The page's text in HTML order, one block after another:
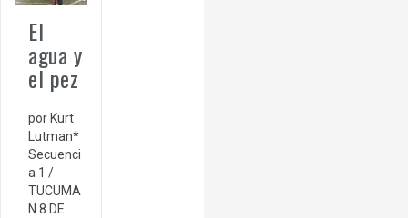
El
agua y
el pez
por Kurt
Lutman*
Secuenci
a 1 /
TUCUMA
N 8 DE